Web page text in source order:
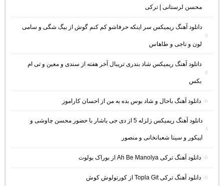
محسن لرستانی | ترکی
دانلود آهنگ ریمیکس سر اینکه حرفاشو کم کنم گوش از بیگ شگی و سامی
لون و ناجی و طاهاس
دانلود آهنگ ریمیکس شاد بندری تریبال آخر هفته از سندی و معین و تی ام
بکس
دانلود آهنگ باحال و شاد بوس بده به من از احسان کاراموز
دانلود آهنگ ریمیکس زلزله 5 از دی جی یاشار با حضور محسن چاوشی و
اپیکور و سینا شعبانخانی و منصور
دانلود آهنگ ترکی Ah Be Manolya از بوراک بولوت
دانلود آهنگ ترکی Topla Git از کورتولوش کوش